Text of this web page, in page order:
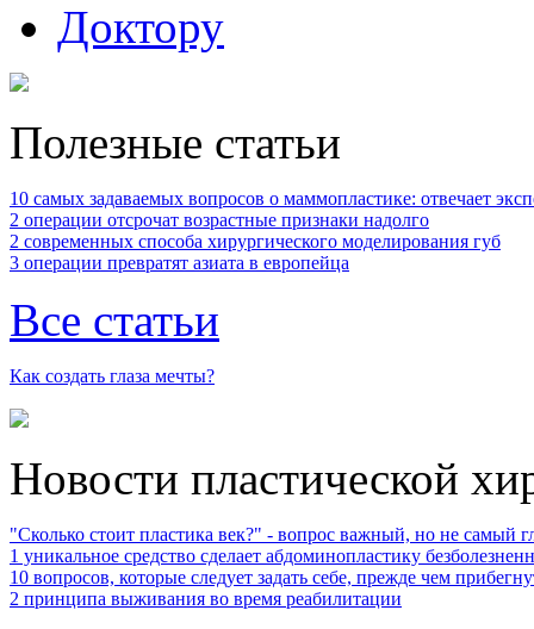
Доктору
Полезные статьи
10 самых задаваемых вопросов о маммопластике: отвечает
2 операции отсрочат возрастные признаки надолго
2 современных способа хирургического моделирования губ
3 операции превратят азиата в европейца
Все статьи
Как создать глаза мечты?
Новости пластической
"Сколько стоит пластика век?" ‑ вопрос важный, но не самый
1 уникальное средство сделает абдоминопластику
10 вопросов, которые следует задать себе, прежде чем
2 принципа выживания во время реабилитации